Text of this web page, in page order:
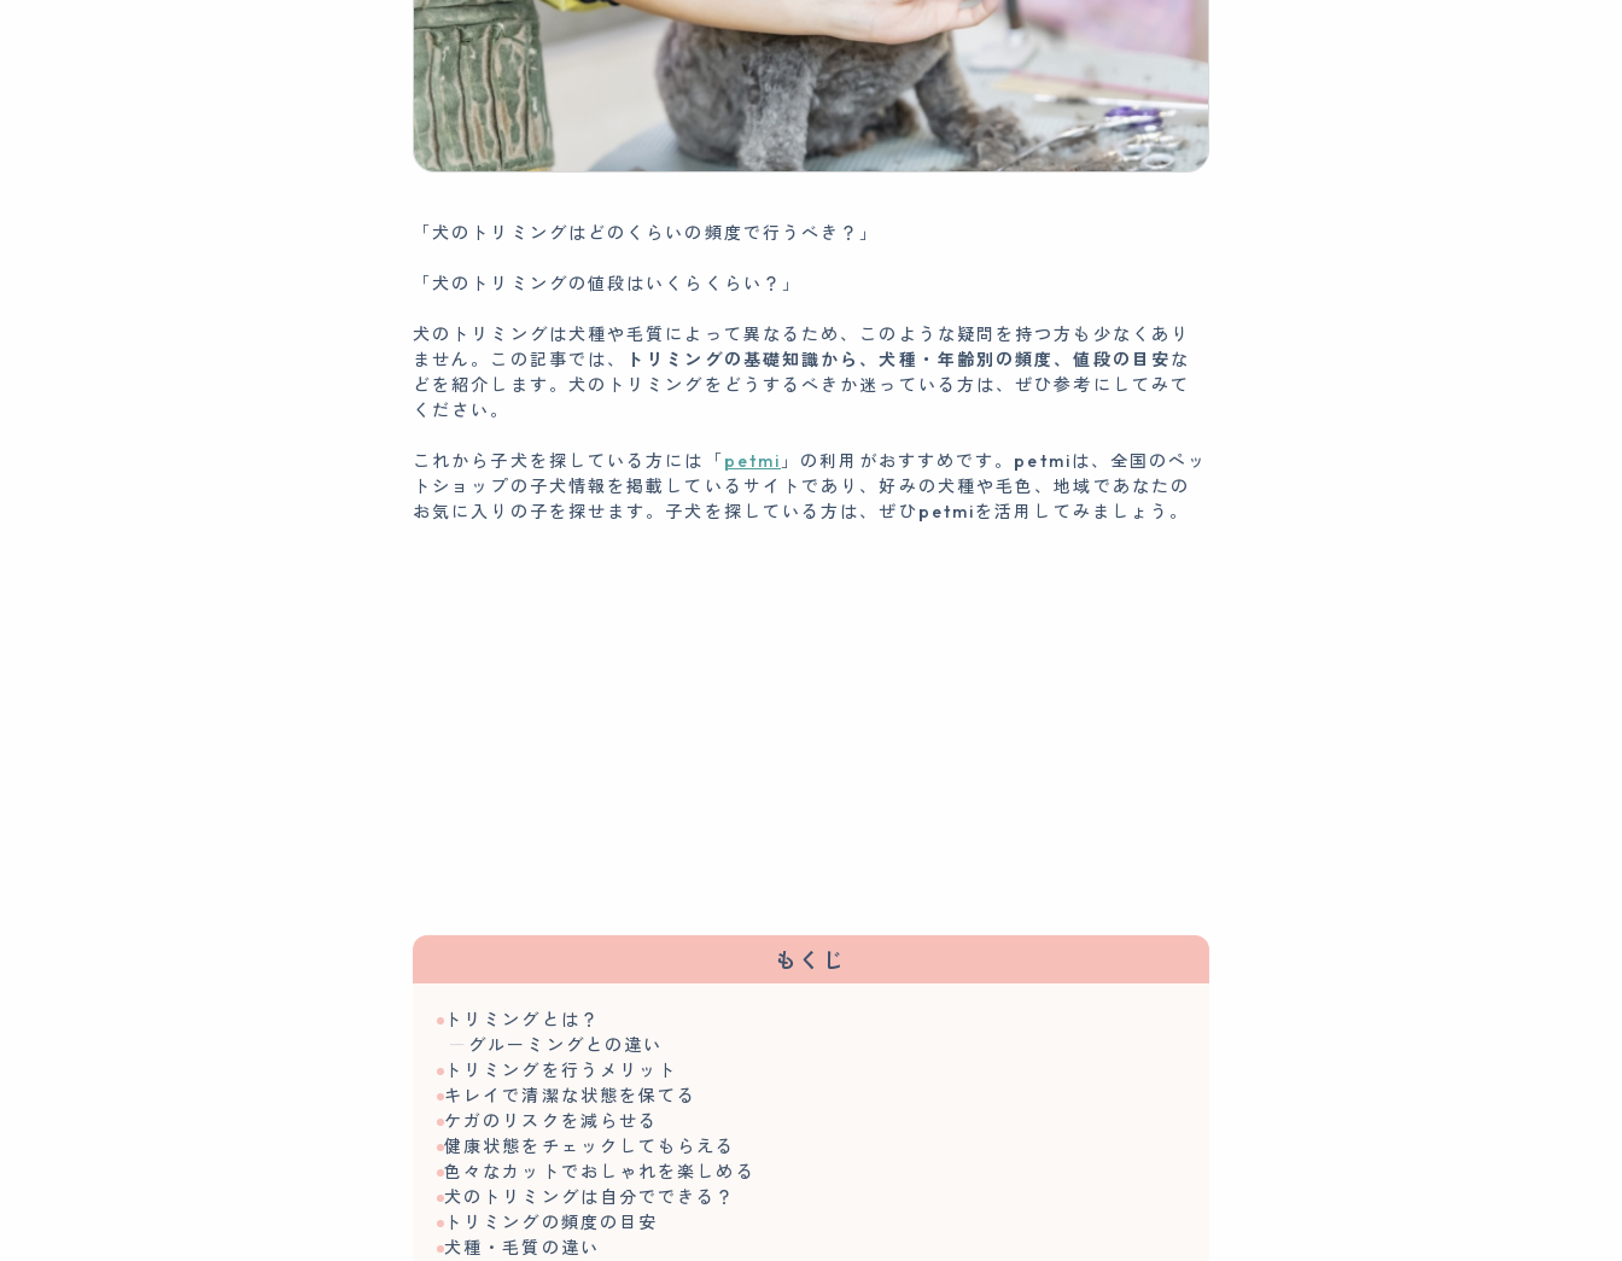
「犬のトリミングはどのくらいの頻度で行うべき？」
「犬のトリミングの値段はいくらくらい？」
犬のトリミングは犬種や毛質によって異なるため、このような疑問を持つ方も少なくあり
ません。この記事では、
トリミングの基礎知識から、犬種・年齢別の頻度、値段の目安な
どを紹介します。犬のトリミングをどうするべきか迷っている方は、ぜひ参考にしてみて
ください。
これから子犬を探している方には「petmi 」の利用がおすすめです。petmiは、全国のペッ
トショップの子犬情報を掲載しているサイトであり、好みの犬種や毛色、地域であなたの
お気に入りの子を探せます。子犬を探している方は、ぜひpetmiを活用してみましょう。
もくじ
トリミングとは？
グルーミングとの違い
トリミングを行うメリット
キレイで清潔な状態を保てる
ケガのリスクを減らせる
健康状態をチェックしてもらえる
色々なカットでおしゃれを楽しめる
犬のトリミングは自分でできる？
トリミングの頻度の目安
犬種・毛質の違い